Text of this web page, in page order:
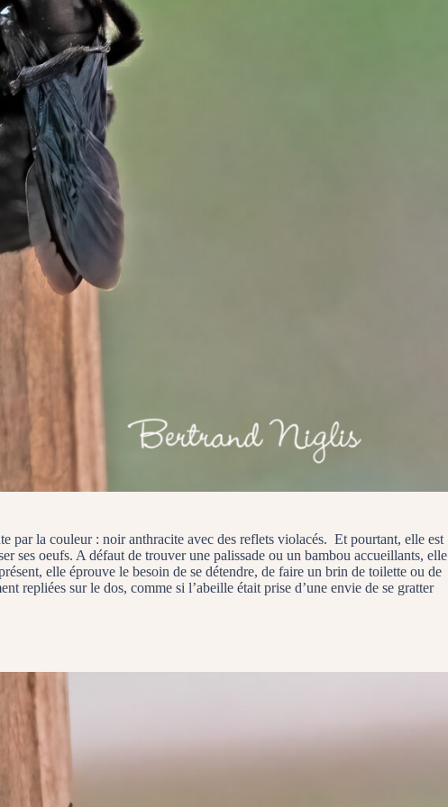
par la couleur : noir anthracite avec des reflets violacés. Et pourtant, elle est
ses oeufs. A défaut de trouver une palissade ou un bambou accueillants, elle
elle éprouve le besoin de se détendre, de faire un brin de toilette ou de
repliées sur le dos, comme si l’abeille était prise d’une envie de se gratter